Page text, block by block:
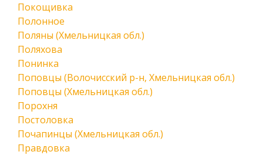
Покощивка
Полонное
Поляны (Хмельницкая обл.)
Поляхова
Понинка
Поповцы (Волочисский р-н, Хмельницкая обл.)
Поповцы (Хмельницкая обл.)
Порохня
Постоловка
Почапинцы (Хмельницкая обл.)
Правдовка